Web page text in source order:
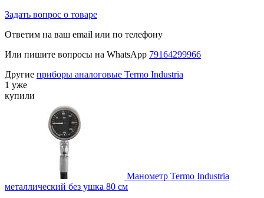
Задать вопрос о товаре
Ответим на ваш email или по телефону
Или пишите вопросы на WhatsApp 79164299966
Другие приборы аналоговые Termo Industria
1 уже
купили
Манометр Termo Industria
металлический без ушка 80 см